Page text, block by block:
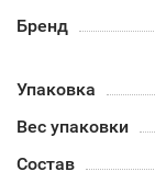
Бренд
Упаковка
Вес упаковки
Состав